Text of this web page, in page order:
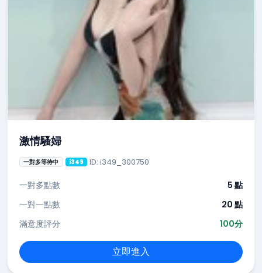
激情騷婦
一對多等待中 i349 ID: i349_300750
一對多點數
5 點
一對一點數
20 點
滿意度評分
100分
立即進入